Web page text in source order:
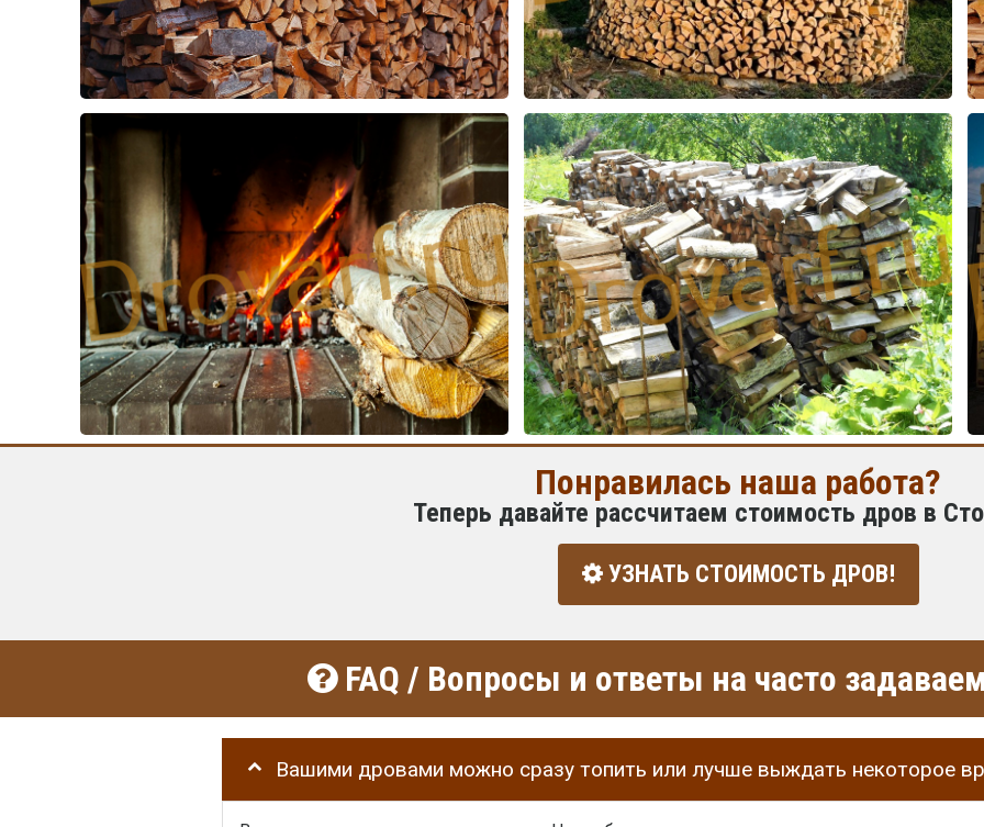
Понравилась наша работа?
Теперь давайте рассчитаем стоимость дров в
УЗНАТЬ СТОИМОСТЬ ДРОВ!
FAQ / Вопросы и ответы на часто
Вашими дровами можно сразу топить или лучше выждать некоторое